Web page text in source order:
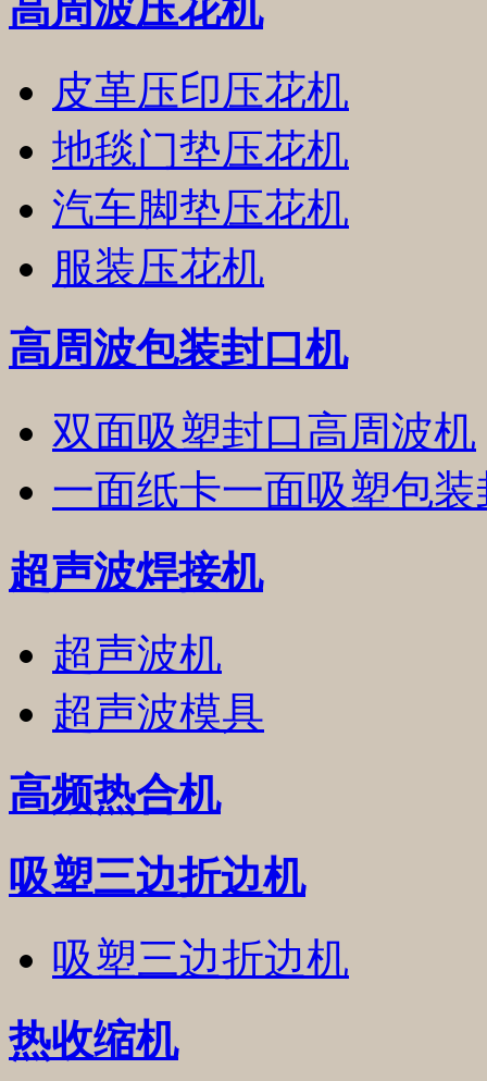
皮革压印压花机
地毯门垫压花机
汽车脚垫压花机
服装压花机
高周波包装封口机
双面吸塑封口高周波机
一面纸卡一面吸塑包
超声波焊接机
超声波机
超声波模具
高频热合机
吸塑三边折边机
吸塑三边折边机
热收缩机